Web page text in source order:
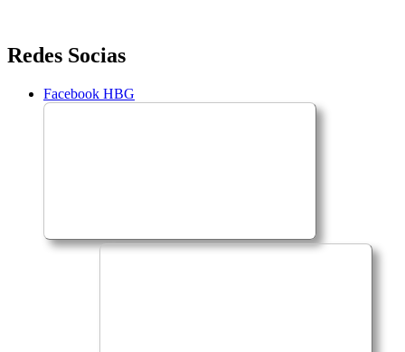
Saltar
para
conteúdo
Redes Socias
Facebook HBG